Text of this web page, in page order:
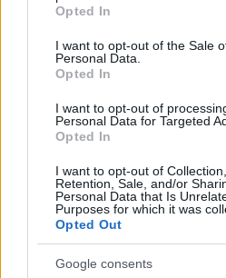
use your data for below specified
consent section.
Opted In
I want to opt-out of the Sale
Personal Data.
Opted In
I want to opt-out of
Personal Data for Targeted
Opted In
I want to opt-out of
Retention, Sale, and/or
Personal Data that Is
Purposes for which it was
Opted Out
Google consents
Η Τεχεράνη κατηγορεί Κουβέιτ